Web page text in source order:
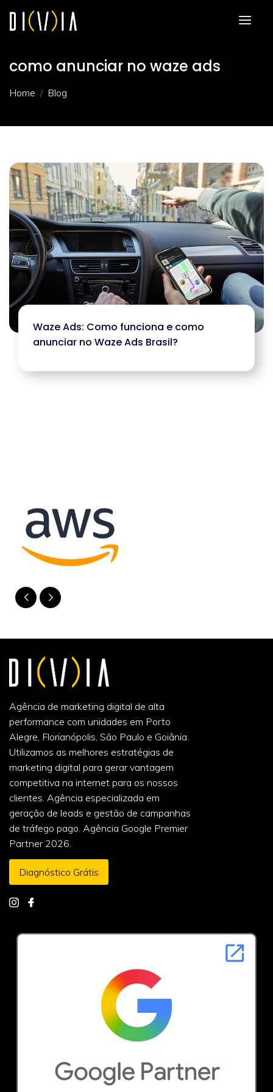
como anunciar no waze ads
Home Blog
Waze Ads: Como funciona e como
anunciar no Waze Ads Brasil?
Agência de marketing digital de alta
performance com unidades em Porto
Alegre, Florianópolis, São Paulo e Goiânia.
Utilizamos as melhores estratégias de
marketing digital para gerar vantagem
competitiva na internet para os nossos
clientes. Agência especializada em
geração de leads e gestão de campanhas
de tráfego pago. Agência Google Premier
Partner 2026.
Diagnóstico Grátis